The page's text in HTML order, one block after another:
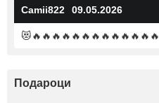
Camii822 09.05.2026
😻🔥🔥🔥🔥🔥🔥🔥🔥🔥🔥🔥🔥🔥
Подароци